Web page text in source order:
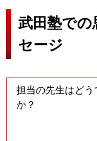
武田塾での
セージ
担当の先生はどう
か？